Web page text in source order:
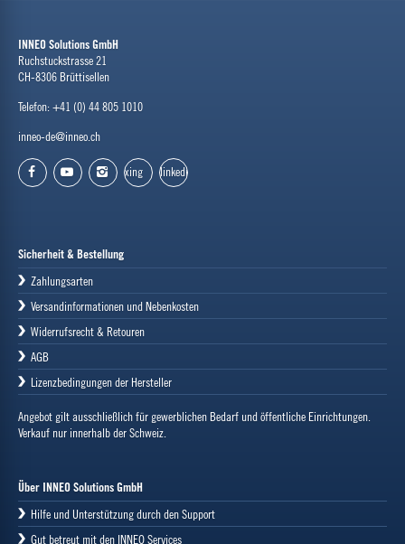
INNEO Solutions GmbH
Ruchstuckstrasse 21
CH-8306 Brüttisellen
Telefon: +41 (0) 44 805 1010
inneo-de@inneo.ch
xing linkedin
Sicherheit & Bestellung
Zahlungsarten
Versandinformationen und Nebenkosten
Widerrufsrecht & Retouren
AGB
Lizenzbedingungen der Hersteller
Angebot gilt ausschließlich für gewerblichen Bedarf und öffentliche Einrichtungen.
Verkauf nur innerhalb der Schweiz.
Über INNEO Solutions GmbH
Hilfe und Unterstützung durch den Support
Gut betreut mit den INNEO Services